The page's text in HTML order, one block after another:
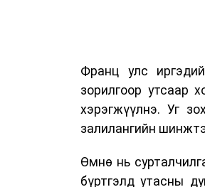
Франц улс
зорилгоор утсаар
хэрэгжүүлнэ. Уг
залилангийн
Өмнө нь
бүртгэлд утасны